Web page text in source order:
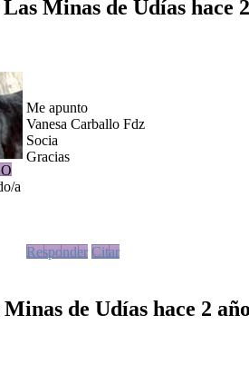
Minas de Udías hace
a
Me apunto
Vanesa Carballo Fdz
Socia
Gracias
Responder Citar
de Udías hace 2